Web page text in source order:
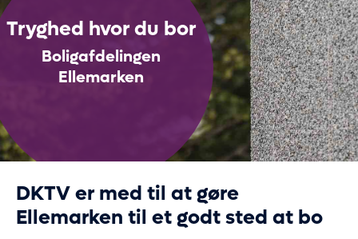
Tryghed hvor du bor
Boligafdelingen
Ellemarken
DKTV er med til at gøre
Ellemarken til et godt sted at bo